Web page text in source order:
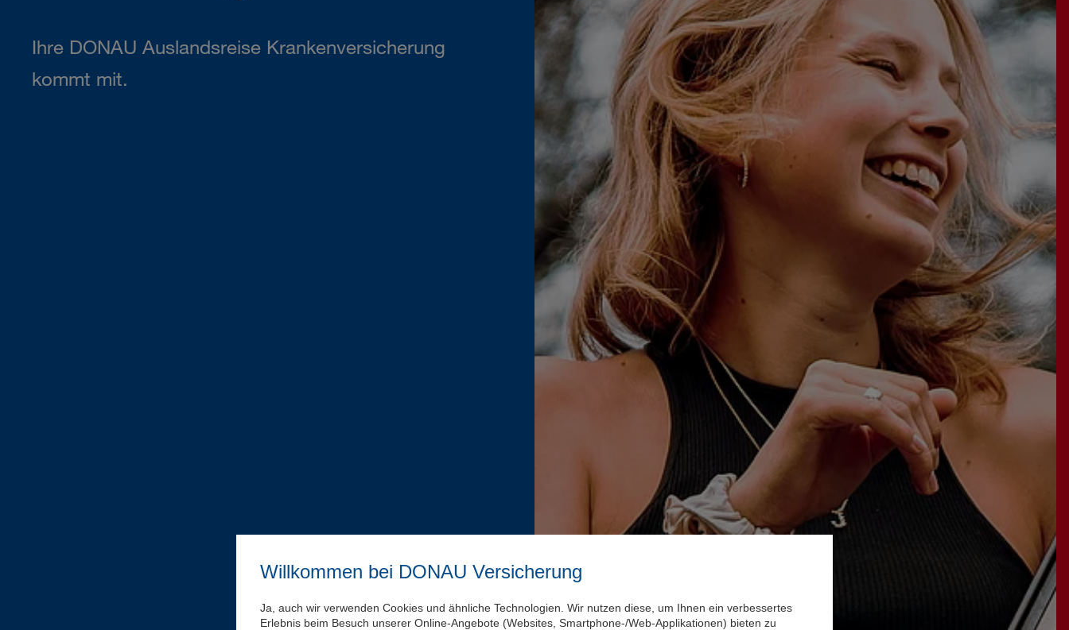
Willkommen bei DONAU Versicherung
Ja, auch wir verwenden Cookies und ähnliche Technologien. Wir nutzen diese, um Ihnen ein verbessertes
Erlebnis beim Besuch unserer Online-Angebote (Websites, Smartphone-/Web-Applikationen) bieten zu
Ihre DONAU Auslandsreise Krankenversicherung
kommt mit.